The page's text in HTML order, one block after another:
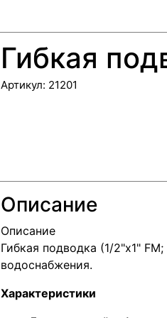
Гибкая
Артикул: 21201
Описание
Описание
Гибкая подводка (1/2"х1"
водоснабжения.
Характеристики